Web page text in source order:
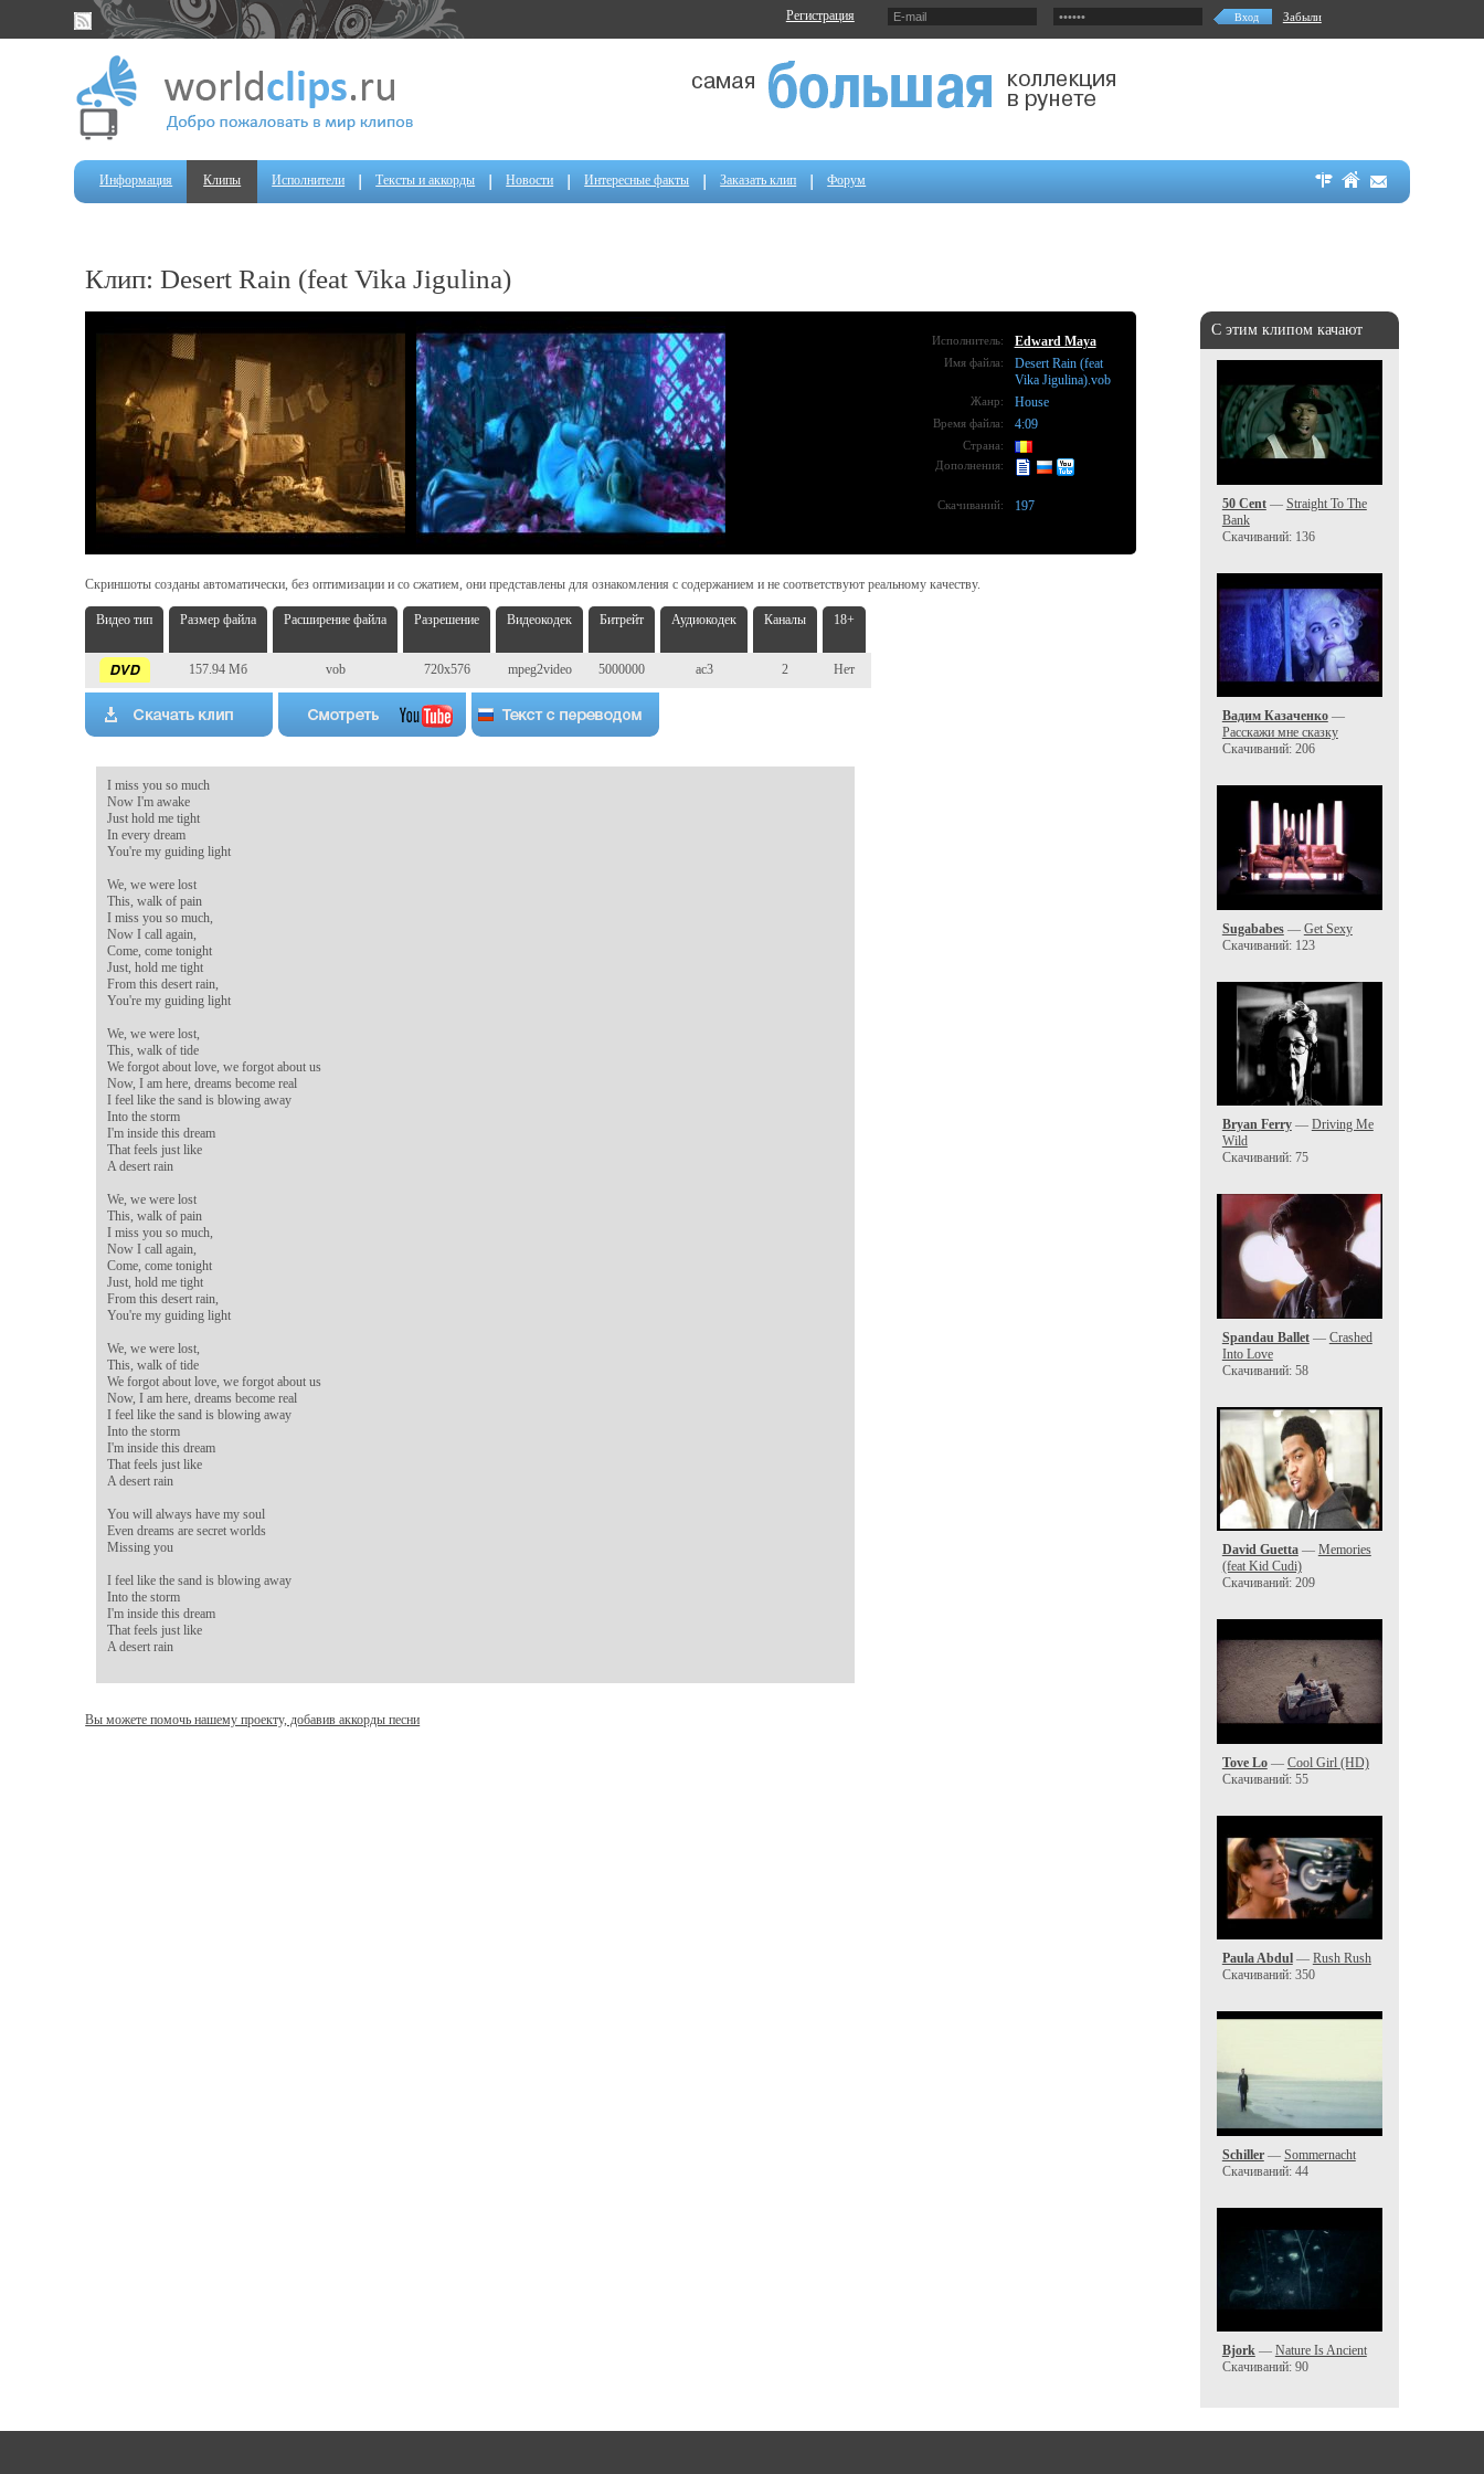
Регистрация Забыли
Информация Клипы Исполнители Тексты и аккорды Новости Интересные факты Заказать клип Форум
Клип: Desert Rain (feat Vika Jigulina)
С этим клипом качают
50 Cent— Straight To The
Bank
Скачиваний: 136
Вадим Казаченко—
Расскажи мне сказку
Скачиваний: 206
Sugababes— Get Sexy
Скачиваний: 123
Bryan Ferry— Driving Me
Wild
Скачиваний: 75
Spandau Ballet— Crashed
Into Love
Скачиваний: 58
David Guetta— Memories
(feat Kid Cudi)
Скачиваний: 209
Tove Lo— Cool Girl (HD)
Скачиваний: 55
Paula Abdul— Rush Rush
Скачиваний: 350
Schiller— Sommernacht
Скачиваний: 44
Bjork— Nature Is Ancient
Скачиваний: 90
Исполнитель: Edward Maya
Имя файла:
Desert Rain (feat
Vika Jigulina).vob
Жанр: House
Время файла: 4:09
Страна:
Дополнения:
Скачиваний: 197
Скриншоты созданы автоматически, без оптимизации и со сжатием, они представлены для ознакомления с содержанием и не соответствуют реальному качеству.
Видео тип Размер файла Расширение файла Разрешение Видеокодек Битрейт Аудиокодек Каналы 18+
157.94 Мб vob 720x576 mpeg2video 5000000 ac3 2 Нет
I miss you so much
Now I'm awake
Just hold me tight
In every dream
You're my guiding light
We, we were lost
This, walk of pain
I miss you so much,
Now I call again,
Come, come tonight
Just, hold me tight
From this desert rain,
You're my guiding light
We, we were lost,
This, walk of tide
We forgot about love, we forgot about us
Now, I am here, dreams become real
I feel like the sand is blowing away
Into the storm
I'm inside this dream
That feels just like
A desert rain
We, we were lost
This, walk of pain
I miss you so much,
Now I call again,
Come, come tonight
Just, hold me tight
From this desert rain,
You're my guiding light
We, we were lost,
This, walk of tide
We forgot about love, we forgot about us
Now, I am here, dreams become real
I feel like the sand is blowing away
Into the storm
I'm inside this dream
That feels just like
A desert rain
You will always have my soul
Even dreams are secret worlds
Missing you
I feel like the sand is blowing away
Into the storm
I'm inside this dream
That feels just like
Вы можете помочь нашему проекту, добавив аккорды песни